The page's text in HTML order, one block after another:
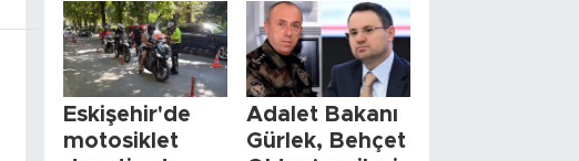
Eskişehir'de
motosiklet
Adalet Bakanı
Gürlek, Behçet